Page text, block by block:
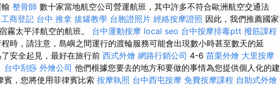
整骨師 數十家當地航空公司營運航班，其中許多不符合歐洲航空交通法
工商登記 台中 推拿 拔罐教學 台胞證照片 經絡按摩證照 因此，我們推薦國家
霧太平洋航空​​的航班。 台中運動按摩 local seo 台中按摩排毒ptt 撥筋課程
時，請注意，島嶼之間運行的渡輪服務可能會出現數小時甚至數天的延
安全起見，最好在旅行前 西式外燴 網路行銷公司 4-6 苗栗外燴 大里按摩
台中刮痧 外燴公司 他們根據您要去的地方和要做的事情為您提供個人化的建
賓，您將使用菲律賓比索 按摩執照 台中西屯按摩 免費按摩課程 自助式外燴